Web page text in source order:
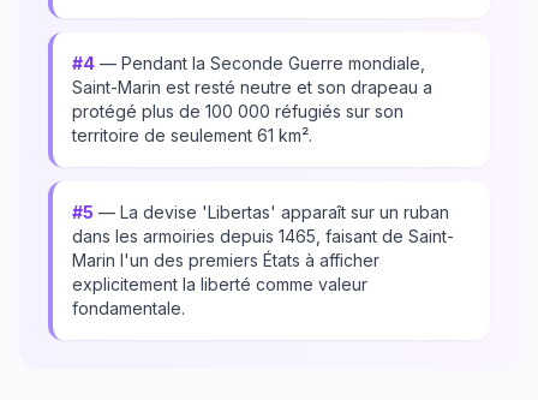
#4 — Pendant la Seconde Guerre mondiale,
Saint-Marin est resté neutre et son drapeau a
protégé plus de 100 000 réfugiés sur son
territoire de seulement 61 km².
#5 — La devise 'Libertas' apparaît sur un ruban
dans les armoiries depuis 1465, faisant de Saint-
Marin l'un des premiers États à afficher
explicitement la liberté comme valeur
fondamentale.